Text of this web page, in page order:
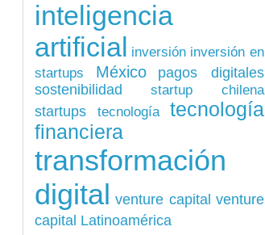
inteligencia
artificial inversión inversión en
startups
México pagos digitales
sostenibilidad startup chilena
startups tecnología
tecnología
financiera
transformación
digital venture capital venture
capital Latinoamérica